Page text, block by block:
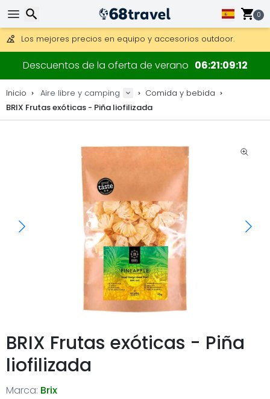
0
Envío DHL 1 día disponible.
30 días para devoluciones, 90 días para mapas de madera
Los mejores precios en equipo y accesorios outdoor.
Descuentos de la oferta de verano 06210912
Inicio Aire libre y camping
Comida y bebida
BRIX Frutas exóticas - Piña liofilizada
BRIX Frutas exóticas - Piña
liofilizada
Marca: Brix
Buscar